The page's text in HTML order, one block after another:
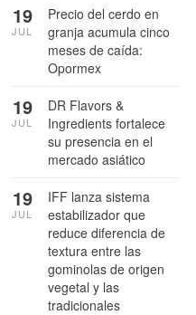
Precio del cerdo en
granja acumula cinco
meses de caída:
Opormex
19
JUL
DR Flavors &
Ingredients fortalece
su presencia en el
mercado asiático
19
JUL
IFF lanza sistema
estabilizador que
reduce diferencia de
textura entre las
gominolas de origen
vegetal y las
tradicionales
19
JUL